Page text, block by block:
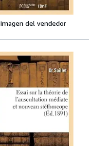
Imagen del vendedor